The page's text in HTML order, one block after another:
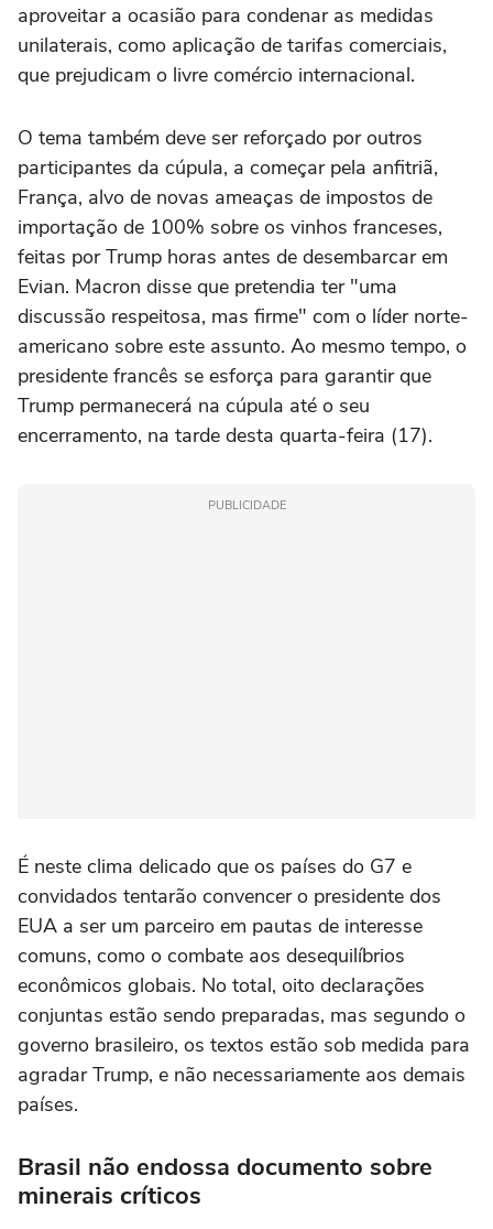
aproveitar a ocasião para condenar as medidas
unilaterais, como aplicação de tarifas comerciais,
que prejudicam o livre comércio internacional.
O tema também deve ser reforçado por outros
participantes da cúpula, a começar pela anfitriã,
França, alvo de novas ameaças de impostos de
importação de 100% sobre os vinhos franceses,
feitas por Trump horas antes de desembarcar em
Evian. Macron disse que pretendia ter "uma
discussão respeitosa, mas firme" com o líder norte-
americano sobre este assunto. Ao mesmo tempo, o
presidente francês se esforça para garantir que
Trump permanecerá na cúpula até o seu
encerramento, na tarde desta quarta-feira (17).
PUBLICIDADE
É neste clima delicado que os países do G7 e
convidados tentarão convencer o presidente dos
EUA a ser um parceiro em pautas de interesse
comuns, como o combate aos desequilíbrios
econômicos globais. No total, oito declarações
conjuntas estão sendo preparadas, mas segundo o
governo brasileiro, os textos estão sob medida para
agradar Trump, e não necessariamente aos demais
países.
Brasil não endossa documento sobre
minerais críticos